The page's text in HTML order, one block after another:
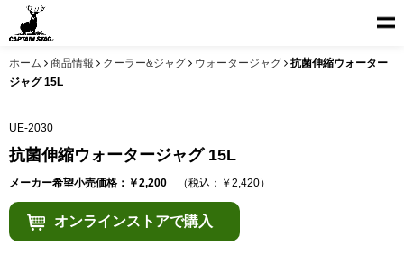
ホーム 商品情報 クーラー&ジャグ ウォータージャグ
抗菌伸縮ウォーター
ジャグ 15L
UE-2030
抗菌伸縮ウォータージャグ 15L
メーカー希望小売価格：￥2,200 （税込：￥2,420）
オンラインストアで購入